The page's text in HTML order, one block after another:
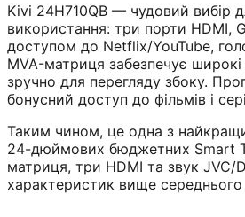
Kivi 24H710QB — чудовий вибір
використання: три порти HDMI,
доступом до Netflix/YouTube,
MVA-матриця забезпечує
зручно для перегляду збоку.
бонусний доступ до фільмів і
Таким чином, це одна з
24-дюймових бюджетних Smart
матриця, три HDMI та звук JVC/
характеристик вище середнього